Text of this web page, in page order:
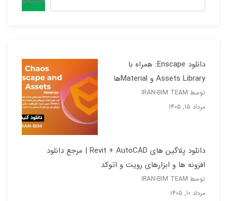
دانلود Enscape: همراه با
Assets Library و Materialها
توسط IRAN-BIM TEAM
مرداد 15, 1405
دانلود پلاگین های Revit + AutoCAD | مرجع دانلود
افزونه ها و ابزارهای رویت و اتوکد
توسط IRAN-BIM TEAM
مرداد 10, 1405